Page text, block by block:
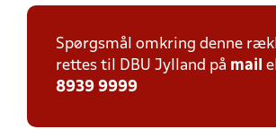
Spørgsmål omkring denne
rettes til DBU Jylland på mail
8939 9999